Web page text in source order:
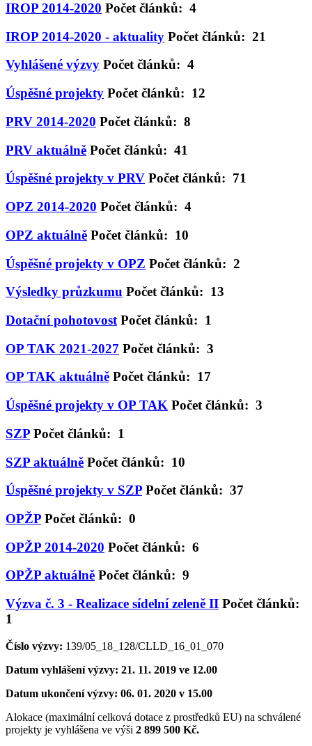
IROP 2014-2020 Počet článků: 4
IROP 2014-2020 - aktuality Počet článků: 21
Vyhlášené výzvy Počet článků: 4
Úspěšné projekty Počet článků: 12
PRV 2014-2020 Počet článků: 8
PRV aktuálně Počet článků: 41
Úspěšné projekty v PRV Počet článků: 71
OPZ 2014-2020 Počet článků: 4
OPZ aktuálně Počet článků: 10
Úspěšné projekty v OPZ Počet článků: 2
Výsledky průzkumu Počet článků: 13
Dotační pohotovost Počet článků: 1
OP TAK 2021-2027 Počet článků: 3
OP TAK aktuálně Počet článků: 17
Úspěšné projekty v OP TAK Počet článků: 3
SZP Počet článků: 1
SZP aktuálně Počet článků: 10
Úspěšné projekty v SZP Počet článků: 37
OPŽP Počet článků: 0
OPŽP 2014-2020 Počet článků: 6
OPŽP aktuálně Počet článků: 9
Výzva č. 3 - Realizace sídelní zeleně II Počet článků:
1
Číslo výzvy: 139/05_18_128/CLLD_16_01_070
Datum vyhlášení výzvy: 21. 11. 2019 ve 12.00
Datum ukončení výzvy: 06. 01. 2020 v 15.00
Alokace (maximální celková dotace z prostředků EU) na schválené
projekty je vyhlášena ve výši 2 899 500 Kč.